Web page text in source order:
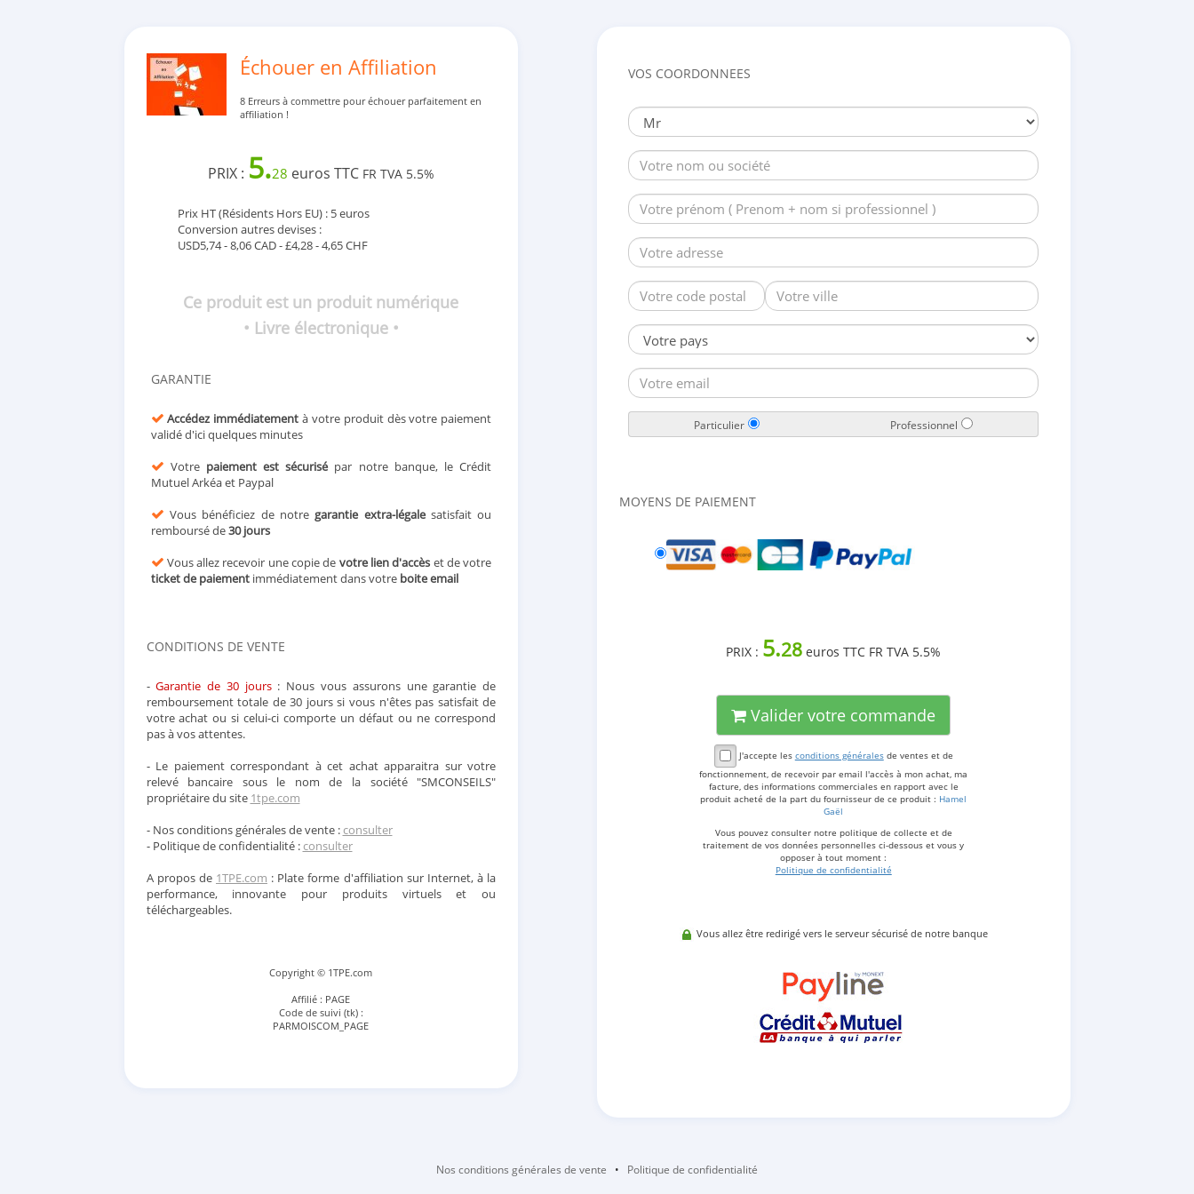
VOS COORDONNEES
Particulier Professionnel
MOYENS DE PAIEMENT
PRIX : 5.28 euros TTC FR TVA 5.5%
Valider votre commande
J'accepte les conditions généralesde ventes et de
fonctionnement, de recevoir par email l'accès à mon achat, ma
facture, des informations commerciales en rapport avec le
produit acheté de la part du fournisseur de ce produit : Hamel
Gaël
Vous pouvez consulter notre politique de collecte et de
traitement de vos données personnelles ci-dessous et vous y
opposer à tout moment :
Politique de confidentialité
Vous allez être redirigé vers le serveur sécurisé de notre banque
Échouer en Affiliation
8 Erreurs à commettre pour échouer parfaitement en
affiliation !
PRIX : 5.28 euros TTC FR TVA 5.5%
Prix HT (Résidents Hors EU) : 5 euros
Conversion autres devises :
USD5,74 - 8,06 CAD - £4,28 - 4,65 CHF
Ce produit est un produit numérique
• Livre électronique •
GARANTIE
Accédez immédiatement à votre produit dès votre paiement
validé d'ici quelques minutes
Votre paiement est sécurisé par notre banque, le Crédit
Mutuel Arkéa et Paypal
Vous bénéficiez de notregarantie extra-légalesatisfait ou
remboursé de30 jours
Vous allez recevoir une copie de votre lien d'accès et de votre
ticket de paiementimmédiatement dans votre boite email
CONDITIONS DE VENTE
-Garantie de 30 jours: Nous vous assurons une garantie de
remboursement totale de 30 jours si vous n'êtes pas satisfait de
votre achat ou si celui-ci comporte un défaut ou ne correspond
pas à vos attentes.
- Le paiement correspondant à cet achat apparaitra sur votre
relevé bancaire sous le nom de la société "SMCONSEILS"
propriétaire du site 1tpe.com
- Nos conditions générales de vente :consulter
- Politique de confidentialité :consulter
A propos de 1TPE.com : Plate forme d'affiliation sur Internet, à la
performance, innovante pour produits virtuels et ou
téléchargeables.
Copyright © 1TPE.com
Affilié : PAGE
Code de suivi (tk) :
PARMOISCOM_PAGE
Nos conditions générales de vente • Politique de confidentialité